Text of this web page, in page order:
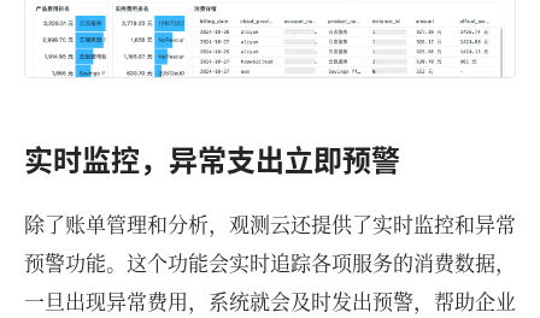
实时监控，异常支出立即预警
除了账单管理和分析，观测云还提供了实时监控和异常
预警功能。这个功能会实时追踪各项服务的消费数据，
一旦出现异常费用，系统就会及时发出预警，帮助企业